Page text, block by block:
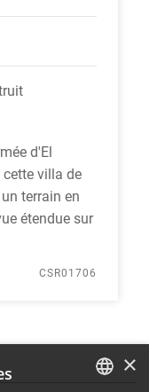
d'El
cette villa de
terrain en
étendue sur
CSR01706
×